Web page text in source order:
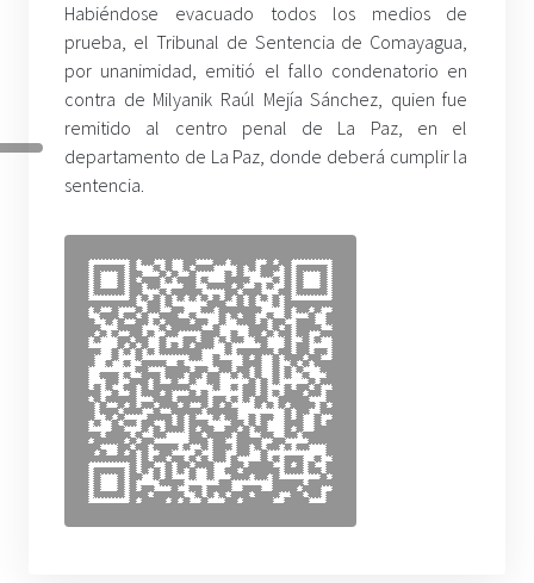
Habiéndose evacuado todos los medios de
prueba, el Tribunal de Sentencia de Comayagua,
por unanimidad, emitió el fallo condenatorio en
contra de Milyanik Raúl Mejía Sánchez, quien fue
remitido al centro penal de La Paz, en el
departamento de La Paz, donde deberá cumplir la
sentencia.